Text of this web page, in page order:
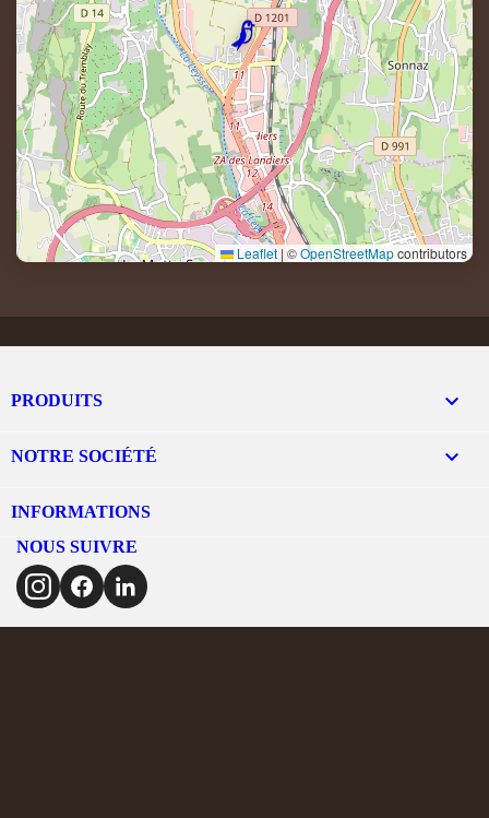
Leaflet | ©OpenStreetMapcontributors
PRODUITS 
NOTRE SOCIÉTÉ 
INFORMATIONS
NOUS SUIVRE